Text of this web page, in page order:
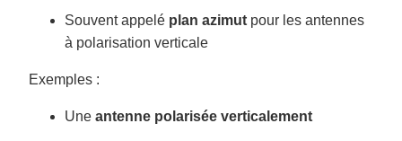
Souvent appelé plan azimutpour les antennes
à polarisation verticale
Exemples :
Une antenne polarisée verticalement